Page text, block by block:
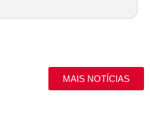
MAIS NOTÍCIAS